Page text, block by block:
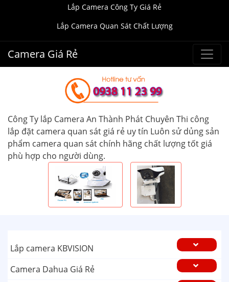
Lắp Camera Công Ty Giá Rẻ
Lắp Camera Quan Sát Chất Lượng
Camera Giá Rẻ
Công Ty lắp Camera An Thành Phát Chuyên Thi công
lắp đặt camera quan sát giá rẻ uy tín Luôn sử dủng sản
phẩm camera quan sát chính hãng chất lượng tốt giá
phù hợp cho người dùng.
Lắp camera KBVISION
Camera Dahua Giá Rẻ